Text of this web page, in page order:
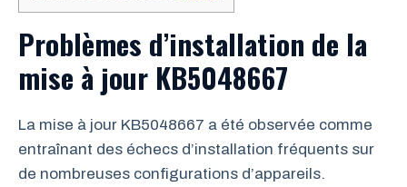
Problèmes d’installation de la
mise à jour KB5048667
La mise à jour KB5048667 a été observée comme
entraînant des échecs d’installation fréquents sur
de nombreuses configurations d’appareils.